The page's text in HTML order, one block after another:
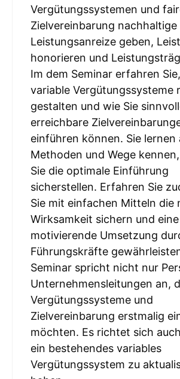
Vergütungssystemen und
Zielvereinbarung nachhaltige
Leistungsanreize geben,
honorieren und
Im dem Seminar erfahren
variable Vergütungssysteme
gestalten und wie Sie
erreichbare
einführen können. Sie lernen
Methoden und Wege
Sie die optimale Einführung
sicherstellen. Erfahren Sie
Sie mit einfachen Mitteln die
Wirksamkeit sichern und eine
motivierende Umsetzung
Führungskräfte
Seminar spricht nicht nur
Unternehmensleitungen an,
Vergütungssysteme und
Zielvereinbarung erstmalig
möchten. Es richtet sich
ein bestehendes variables
Vergütungssystem zu